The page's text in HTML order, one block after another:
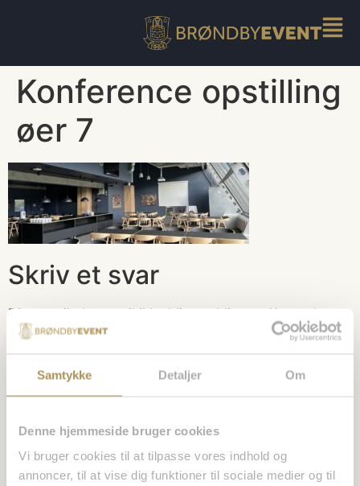
Samtykke Detaljer Om
Denne hjemmeside bruger cookies
Vi bruger cookies til at tilpasse vores indhold og
annoncer, til at vise dig funktioner til sociale medier og til
Konference opstilling
øer 7
Skriv et svar
Din e-mailadresse vil ikke blive publiceret. Krævede
felter er markeret med